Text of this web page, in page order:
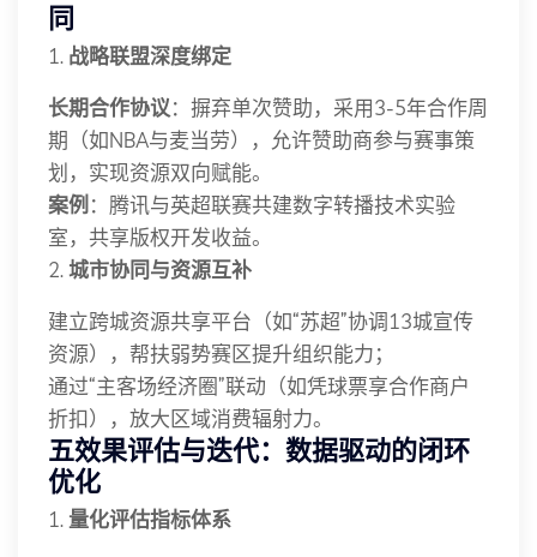
同
1. 战略联盟深度绑定
长期合作协议：摒弃单次赞助，采用3-5年合作周
期（如NBA与麦当劳），允许赞助商参与赛事策
划，实现资源双向赋能。
案例 ：腾讯与英超联赛共建数字转播技术实验
室，共享版权开发收益。
2. 城市协同与资源互补
建立跨城资源共享平台（如“苏超”协调13城宣传
资源），帮扶弱势赛区提升组织能力；
通过“主客场经济圈”联动（如凭球票享合作商户
折扣），放大区域消费辐射力。
五效果评估与迭代：数据驱动的闭环
优化
1. 量化评估指标体系